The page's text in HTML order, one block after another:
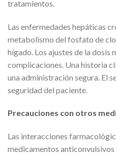
tratamientos.
Las enfermedades hepáticas
metabolismo del fosfato de
hígado. Los ajustes de la dosis
complicaciones. Una historia
una administración segura. El
seguridad del paciente.
Precauciones con otros
Las interacciones
medicamentos